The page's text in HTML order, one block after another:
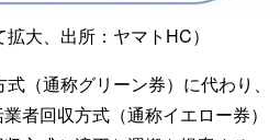
拡大、出所：ヤマトHC）
（通称グリーン券）に代わり、
者回収方式（通称イエロー券）